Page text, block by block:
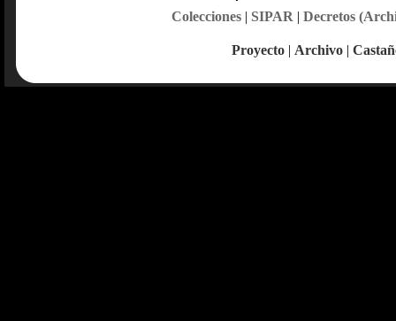
Colecciones| SIPAR | Decretos
Proyecto | Archivo |